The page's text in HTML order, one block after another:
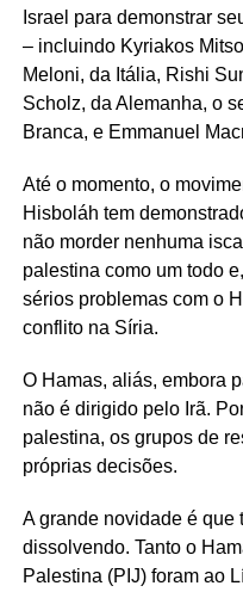
Israel para demonstrar
– incluindo Kyriakos
Meloni, da Itália, Rishi
Scholz, da Alemanha, o
Branca, e Emmanuel
Até o momento, o
Hisboláh tem
não morder nenhuma
palestina como um todo
sérios problemas com o
conflito na Síria.
O Hamas, aliás, embora
não é dirigido pelo Irã.
palestina, os grupos de
próprias decisões.
A grande novidade é que
dissolvendo. Tanto o
Palestina (PIJ) foram ao